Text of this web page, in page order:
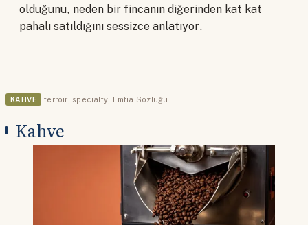
olduğunu, neden bir fincanın diğerinden kat kat
pahalı satıldığını sessizce anlatıyor.
KAHVE terroir, specialty, Emtia Sözlüğü
Kahve